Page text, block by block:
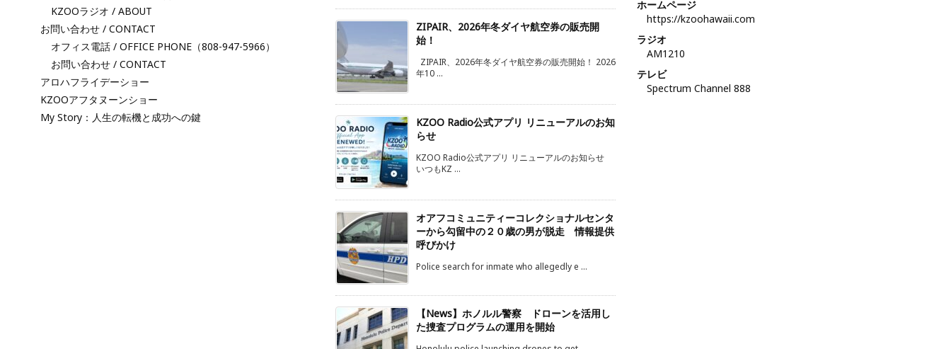
KZOOラジオ / ABOUT
お問い合わせ / CONTACT
オフィス電話 / OFFICE PHONE（808-947-5966）
お問い合わせ / CONTACT
アロハフライデーショー
KZOOアフタヌーンショー
My Story：人生の転機と成功への鍵
ZIPAIR、2026年冬ダイヤ航空券の販売開
始！
ZIPAIR、2026年冬ダイヤ航空券の販売開始！ 2026
年10 ...
KZOO Radio公式アプリ リニューアルのお知
らせ
KZOO Radio公式アプリ リニューアルのお知らせ
いつもKZ ...
オアフコミュニティーコレクショナルセンタ
ーから勾留中の２０歳の男が脱走 情報提供
呼びかけ
Police search for inmate who allegedly e ...
【News】ホノルル警察 ドローンを活用し
た捜査プログラムの運用を開始
ホームページ
https://kzoohawaii.com
ラジオ
AM1210
テレビ
Spectrum Channel 888